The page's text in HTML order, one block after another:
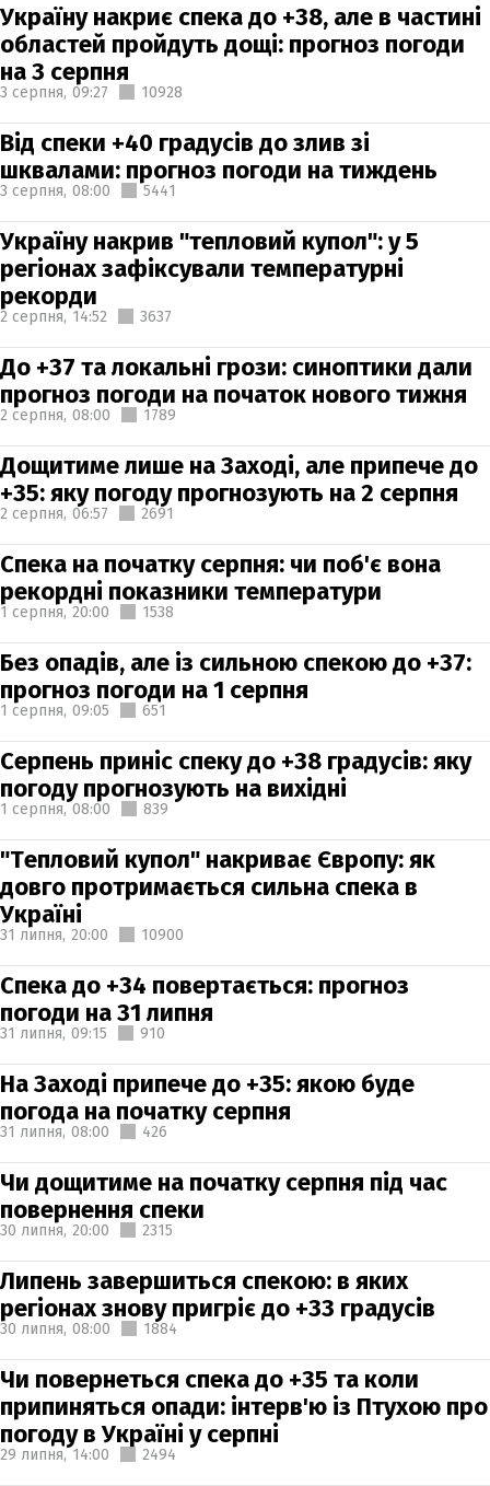
Україну накриє спека до +38, але в частині
областей пройдуть дощі: прогноз погоди
на 3 серпня
3 серпня, 09:27 10928
Від спеки +40 градусів до злив зі
шквалами: прогноз погоди на тиждень
3 серпня, 08:00 5441
Україну накрив "тепловий купол": у 5
регіонах зафіксували температурні
рекорди
2 серпня, 14:52 3637
До +37 та локальні грози: синоптики дали
прогноз погоди на початок нового тижня
2 серпня, 08:00 1789
Дощитиме лише на Заході, але припече до
+35: яку погоду прогнозують на 2 серпня
2 серпня, 06:57 2691
Спека на початку серпня: чи поб'є вона
рекордні показники температури
1 серпня, 20:00 1538
Без опадів, але із сильною спекою до +37:
прогноз погоди на 1 серпня
1 серпня, 09:05 651
Серпень приніс спеку до +38 градусів: яку
погоду прогнозують на вихідні
1 серпня, 08:00 839
"Тепловий купол" накриває Європу: як
довго протримається сильна спека в
Україні
31 липня, 20:00 10900
Спека до +34 повертається: прогноз
погоди на 31 липня
31 липня, 09:15 910
На Заході припече до +35: якою буде
погода на початку серпня
31 липня, 08:00 426
Чи дощитиме на початку серпня під час
повернення спеки
30 липня, 20:00 2315
Липень завершиться спекою: в яких
регіонах знову пригріє до +33 градусів
30 липня, 08:00 1884
Чи повернеться спека до +35 та коли
припиняться опади: інтерв'ю із Птухою про
погоду в Україні у серпні
29 липня, 14:00 2494